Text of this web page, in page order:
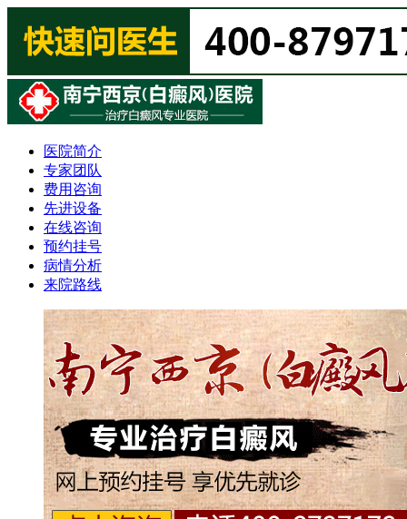
医院简介
专家团队
费用咨询
先进设备
在线咨询
预约挂号
病情分析
来院路线